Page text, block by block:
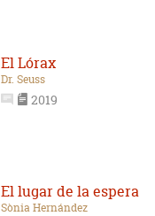
El Lórax
Dr. Seuss
2019
El lugar de la espera
Sònia Hernández